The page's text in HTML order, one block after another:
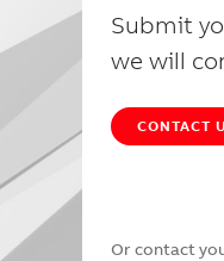
Submit
we will
CONTACT
Or contact